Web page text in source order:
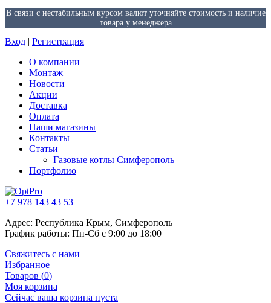
В связи с нестабильным курсом валют уточняйте стоимость и наличие
товара у менеджера
Вход | Регистрация
О компании
Монтаж
Новости
Акции
Доставка
Оплата
Наши магазины
Контакты
Статьи
Газовые котлы Симферополь
Портфолио
+7 978 143 43 53
Адрес: Республика Крым, Симферополь
График работы: Пн-Сб с 9:00 до 18:00
Свяжитесь с нами
Избранное
Товаров (0)
Моя корзина
Сейчас ваша корзина пуста